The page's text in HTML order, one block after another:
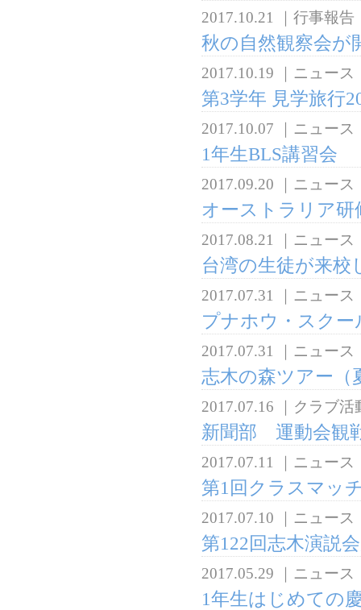
2017.10.21 行事報告
秋の自然観察会が
2017.10.19 ニュース
第3学年 見学旅行
2017.10.07 ニュース
1年生BLS講習会
2017.09.20 ニュース
オーストラリア研
2017.08.21 ニュース
台湾の生徒が来校
2017.07.31 ニュース
プナホウ・スク
2017.07.31 ニュース
志木の森ツアー（
2017.07.16 クラブ活
新聞部 運動会観
2017.07.11 ニュース
第1回クラスマッ
2017.07.10 ニュース
第122回志木演説
2017.05.29 ニュース
1年生はじめての